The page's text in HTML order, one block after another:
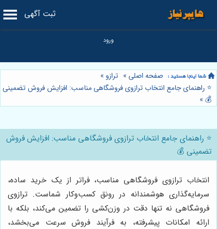
ثبت آگهی
صفحه اصلی » ترازو »
⭐️ راهنمای جامع انتخاب ترازوی فروشگاهی مناسب: افزایش فروش تضمینی
💰
»
⭐️ راهنمای جامع انتخاب ترازوی فروشگاهی مناسب: افزایش فروش
تضمینی 💰
انتخاب ترازوی فروشگاهی مناسب، فراتر از یک خرید ساده،
سرمایه‌گذاری هوشمندانه در رونق کسب‌وکار شماست. ترازوی
فروشگاهی نه تنها دقت در وزن‌کشی را تضمین می‌کند، بلکه با
ارائه امکانات پیشرفته، به فرآیند فروش سرعت می‌بخشد،